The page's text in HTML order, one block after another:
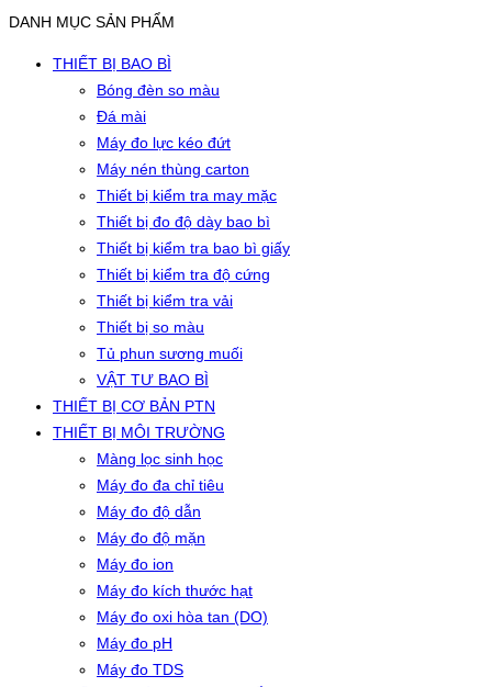
DANH MỤC SẢN PHẨM
THIẾT BỊ BAO BÌ
Bóng đèn so màu
Đá mài
Máy đo lực kéo đứt
Máy nén thùng carton
Thiết bị kiểm tra may mặc
Thiết bị đo độ dày bao bì
Thiết bị kiểm tra bao bì giấy
Thiết bị kiểm tra độ cứng
Thiết bị kiểm tra vải
Thiết bị so màu
Tủ phun sương muối
VẬT TƯ BAO BÌ
THIẾT BỊ CƠ BẢN PTN
THIẾT BỊ MÔI TRƯỜNG
Màng lọc sinh học
Máy đo đa chỉ tiêu
Máy đo độ dẫn
Máy đo độ mặn
Máy đo ion
Máy đo kích thước hạt
Máy đo oxi hòa tan (DO)
Máy đo pH
Máy đo TDS